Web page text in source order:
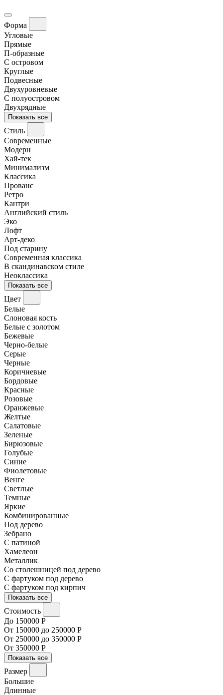
Форма
Угловые
Прямые
П-образные
С островом
Круглые
Подвесные
Двухуровневые
С полуостровом
Двухрядные
Показать все
Стиль
Современные
Модерн
Хай-тек
Минимализм
Классика
Прованс
Ретро
Кантри
Английский стиль
Эко
Лофт
Арт-деко
Под старину
Современная классика
В скандинавском стиле
Неоклассика
Показать все
Цвет
Белые
Слоновая кость
Белые с золотом
Бежевые
Черно-белые
Серые
Черные
Коричневые
Бордовые
Красные
Розовые
Оранжевые
Желтые
Салатовые
Зеленые
Бирюзовые
Голубые
Синие
Фиолетовые
Венге
Светлые
Темные
Яркие
Комбинированные
Под дерево
Зебрано
С патиной
Хамелеон
Металлик
Со столешницей под дерево
С фартуком под дерево
С фартуком под кирпич
Показать все
Стоимость
До 150000 Р
От 150000 до 250000 Р
От 250000 до 350000 Р
От 350000 Р
Показать все
Размер
Большие
Длинные